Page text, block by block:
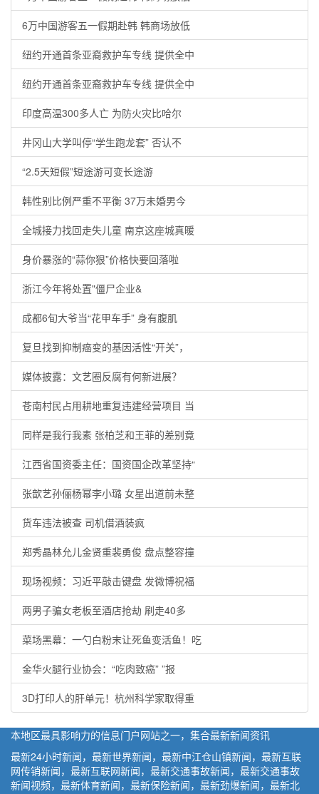
6万中国游客五一假期赴韩 韩商场放低
纽约开通首条亚裔救护车专线 提供全中
纽约开通首条亚裔救护车专线 提供全中
印度高温300多人亡 为防火灾比哈尔
井冈山大学叫停“学生跑龙套” 否认不
“2.5天短假”短途游可变长途游
韩性别比例严重不平衡 37万未婚男今
全城接力找回走失儿童 南京这座城真暖
身价暴涨的“蒜你狠”价格快要回落啦
浙江今年将处置"僵尸企业&
成都6旬大爷当“花甲车手” 身有腹肌
复旦找到抑制癌变的基因活性“开关”，
媒体披露：文艺圈反腐有何新进展？
苍南村民占用耕地重复违建经营项目 当
同样是我行我素 张柏芝和王菲的差别竟
江西省国资委主任：国资国企改革坚持“
张歆艺孙俪杨幂李小璐 女星出道前未整
货车违法被查 司机借酒装疯
郑秀晶林允儿金贤重裴勇俊 盘点整容撞
现场视频：习近平敲击键盘 发微博祝福
两男子骗女老板至酒店抢劫 刷走40多
菜场黑幕：一勺白粉末让死鱼变活鱼！吃
金华火腿行业协会：“吃肉致癌” ”报
3D打印人的肝单元！杭州科学家取得重
本地区最具影响力的信息门户网站之一，集合最新新闻资讯
最新24小时新闻，最新世界新闻，最新中江仓山镇新闻，最新互联
网传销新闻，最新互联网新闻，最新交通事故新闻，最新交通事故
新闻视频，最新体育新闻，最新保险新闻，最新劲爆新闻，最新北